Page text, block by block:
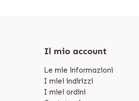
Il mio account
Le mie informazioni
I miei indirizzi
I miei ordini